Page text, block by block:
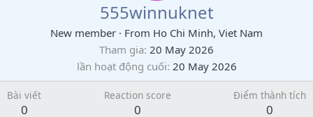
555winnuknet
New member · From Ho Chi Minh, Viet Nam
Tham gia 20 May 2026
lần hoạt động cuối 20 May 2026
Bài viết
0
Reaction score
0
Điểm thành tích
0